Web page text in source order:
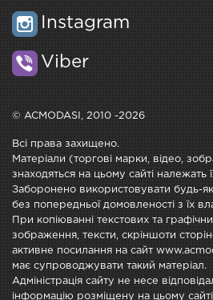
Instagram
Viber
© ACMODASI, 2010 -2026
Всі права захищено.
Матеріали (торгові марки, відео,
знаходяться на цьому сайті належать
Заборонено використовувати будь-
без попередньої домовленості з їх
При копіюванні текстових та
зображення, тексти, скріншоти
активне посилання на сайт
має супроводжувати такий матеріал.
Адміністрація сайту не несе
інформацію розміщену на цьому